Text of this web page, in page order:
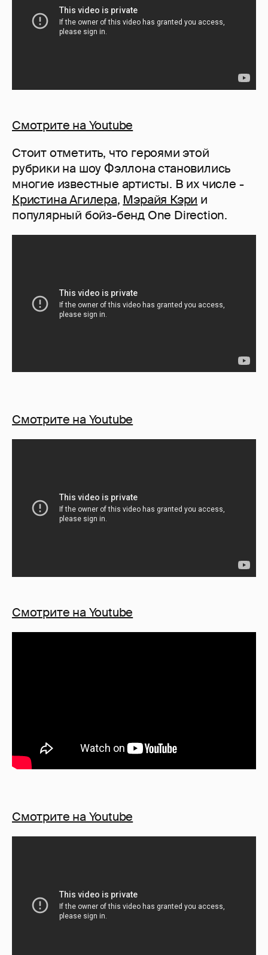
Смотрите на Youtube
Стоит отметить, что героями этой
рубрики на шоу Фэллона становились
многие известные артисты. В их числе -
Кристина Агилера, Мэрайя Кэри и
популярный бойз-бенд One Direction.
Смотрите на Youtube
Смотрите на Youtube
Смотрите на Youtube